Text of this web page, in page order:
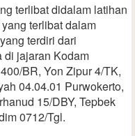
terlibat didalam latihan
terlibat dalam
terdiri dari
di jajaran Kodam
BR, Yon Zipur 4/TK,
04.04.01 Purwokerto,
15/DBY, Tepbek
0712/Tgl.